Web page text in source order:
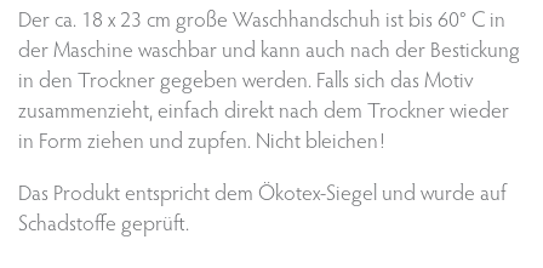
Der ca. 18 x 23 cm große Waschhandschuh ist bis 60° C in
der Maschine waschbar und kann auch nach der Bestickung
in den Trockner gegeben werden. Falls sich das Motiv
zusammenzieht, einfach direkt nach dem Trockner wieder
in Form ziehen und zupfen. Nicht bleichen!
Das Produkt entspricht dem Ökotex-Siegel und wurde auf
Schadstoffe geprüft.